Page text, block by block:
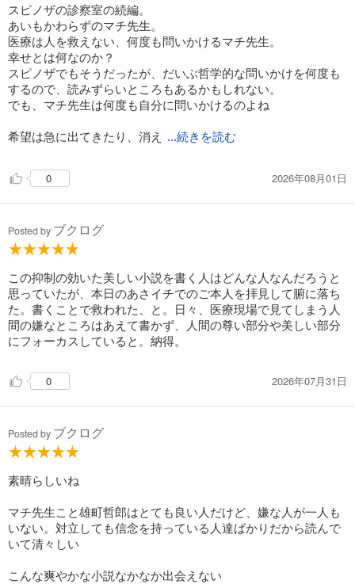
スピノザの診察室の続編。
あいもかわらずのマチ先生。
医療は人を救えない、何度も問いかけるマチ先生。
幸せとは何なのか？
スピノザでもそうだったが、だいぶ哲学的な問いかけを何度も
するので、読みずらいところもあるかもしれない。
でも、マチ先生は何度も自分に問いかけるのよね
希望は急に出てきたり、消え
...続きを読む
0 2026年08月01日
Posted by ブクログ
この抑制の効いた美しい小説を書く人はどんな人なんだろうと
思っていたが、本日のあさイチでのご本人を拝見して腑に落ち
た。書くことで救われた、と。日々、医療現場で見てしまう人
間の嫌なところはあえて書かず、人間の尊い部分や美しい部分
にフォーカスしていると。納得。
0 2026年07月31日
Posted by ブクログ
素晴らしいね
マチ先生こと雄町哲郎はとても良い人だけど、嫌な人が一人も
いない。対立しても信念を持っている人達ばかりだから読んで
いて清々しい
こんな爽やかな小説なかなか出会えない